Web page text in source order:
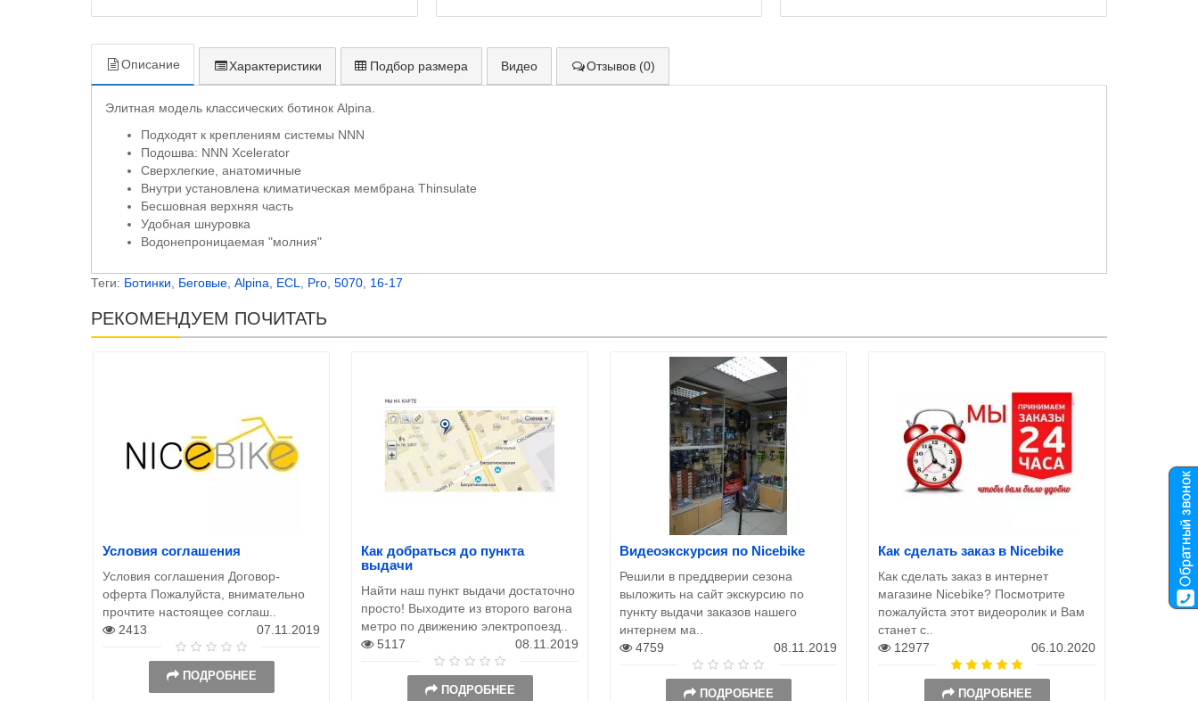
Описание Характеристики Подбор размера Видео Отзывов (0)
Элитная модель классических ботинок Alpina.
Подходят к креплениям системы NNN
Подошва: NNN Xcelerator
Сверхлегкие, анатомичные
Внутри установлена климатическая мембрана Thinsulate
Бесшовная верхняя часть
Удобная шнуровка
Водонепроницаемая "молния"
Теги: Ботинки Беговые Alpina ECL Pro 5070 16-17
РЕКОМЕНДУЕМ ПОЧИТАТЬ
Условия соглашения
Условия соглашения Договор-
оферта Пожалуйста, внимательно
прочтите настоящее соглаш..
2413
07.11.2019
ПОДРОБНЕЕ
Как добраться до пункта
выдачи
Найти наш пункт выдачи достаточно
просто! Выходите из второго вагона
метро по движению электропоезд..
5117
08.11.2019
ПОДРОБНЕЕ
Видеоэкскурсия по Nicebike
Решили в преддверии сезона
выложить на сайт экскурсию по
пункту выдачи заказов нашего
интернем ма..
4759
08.11.2019
ПОДРОБНЕЕ
Как сделать заказ в Nicebike
Как сделать заказ в интернет
магазине Nicebike? Посмотрите
пожалуйста этот видеоролик и Вам
станет с..
12977
06.10.2020
ПОДРОБНЕЕ